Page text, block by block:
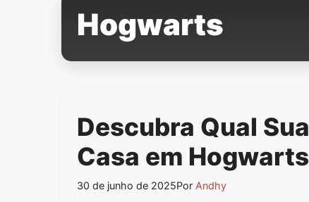
Hogwarts
Descubra Qual Sua
Casa em Hogwarts
30 de junho de 2025Por Andhy